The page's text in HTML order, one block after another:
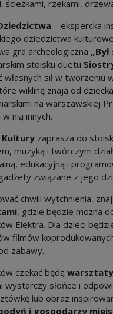
ścieżkami, rzekami,
– ekspercka
dziedzictwa
gra archeologiczna
stoisku duetu
sił w
wiklinę znają od
na warszawskiej
nią innych.
zaprasza do
muzyką i twórczym
edukacyjną i
związane z jego
chwili wytchnienia,
, gdzie będzie można
Elektra. Dla dzieci
filmów
zabawy.
czekać będą
słońce i
lub obraz
i gospodarzy